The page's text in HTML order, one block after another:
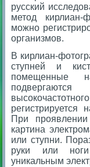
русский
метод
можно
организмов.
В кирлиан-
ступней и
помещенные
подвергаются
регистрируется
При
картина
или ступни.
руки или
уникальным